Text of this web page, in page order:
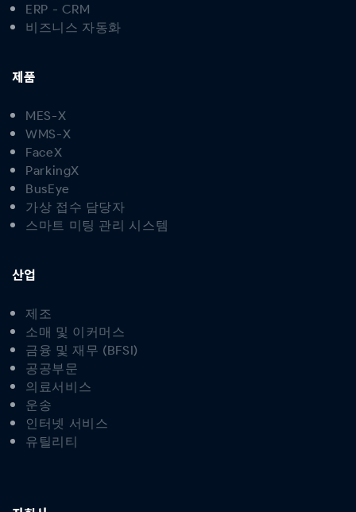
ERP - CRM
비즈니스 자동화
제품
MES-X
WMS-X
FaceX
ParkingX
BusEye
가상 접수 담당자
스마트 미팅 관리 시스템
산업
제조
소매 및 이커머스
금융 및 재무 (BFSI)
공공부문
의료서비스
운송
인터넷 서비스
유틸리티